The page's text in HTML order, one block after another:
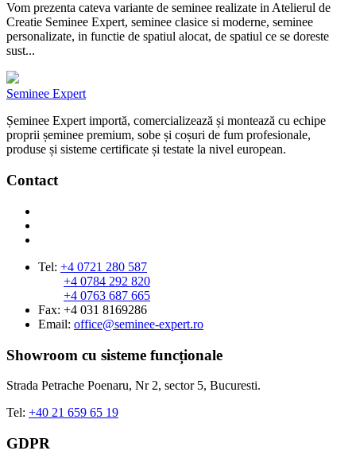
Vom prezenta cateva variante de seminee realizate in Atelierul de
Creatie Seminee Expert, seminee clasice si moderne, seminee
personalizate, in functie de spatiul alocat, de spatiul ce se doreste
sust...
Seminee Expert
Șeminee Expert importă, comercializează și montează cu echipe
proprii șeminee premium, sobe și coșuri de fum profesionale,
produse și sisteme certificate și testate la nivel european.
Contact
Tel: +4 0721 280 587
+4 0784 292 820
+4 0763 687 665
Fax: +4 031 8169286
Email: office@seminee-expert.ro
Showroom cu sisteme funcționale
Strada Petrache Poenaru, Nr 2, sector 5, Bucuresti.
Tel: +40 21 659 65 19
GDPR